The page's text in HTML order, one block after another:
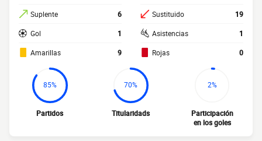
Suplente 6
Gol 1
Amarillas 9
Sustituido 19
Asistencias 1
Rojas 0
85%
Partidos
70%
Titularidads
2%
Participación
en los goles